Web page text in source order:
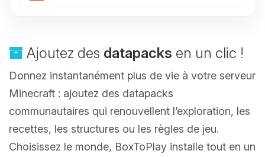
Ajoutez des datapacks en un clic !
Donnez instantanément plus de vie à votre serveur
Minecraft : ajoutez des datapacks
communautaires qui renouvellent l’exploration, les
recettes, les structures ou les règles de jeu.
Choisissez le monde, BoxToPlay installe tout en un